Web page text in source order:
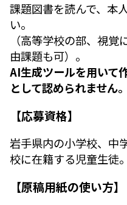
課題図書を読んで、本
い。
（高等学校の部、視
由課題も可）。
AI生成ツールを用いて
として認められません。
【応募資格】
岩手県内の小学校、中
校に在籍する児童生徒。
【原稿用紙の使い方】